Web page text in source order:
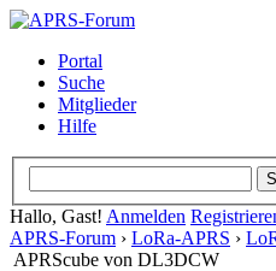
Portal
Suche
Mitglieder
Hilfe
Hallo, Gast! Anmelden
APRS-Forum › LoRa-APRS ›
APRScube von DL3DCW